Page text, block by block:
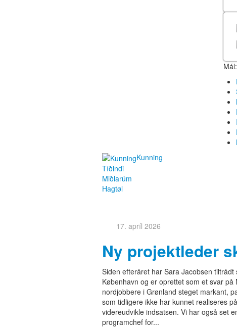
Mál:
Kunning
Tíðindi
Miðlarúm
Hagtøl
17. apríl 2026
Ny projektleder
Siden efteråret har Sara Jacobsen
København og er oprettet som et svar
nordjobbere i Grønland steget markant,
som tidligere ikke har kunnet realiseres
videreudvikle indsatsen. Vi har også set
programchef for...